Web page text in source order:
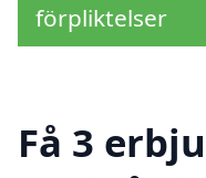
förpliktelser
Få 3